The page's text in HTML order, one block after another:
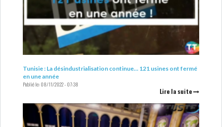
Tunisie : La désindustrialisation continue… 121 usines ont fermé
en une année
Publié le:08/11/2022 - 07:38
Lire la suite